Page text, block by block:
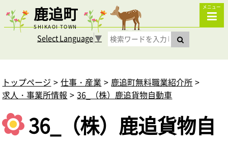
鹿追町
SHIKAOI TOWN
メニュー
Select Language▼
トップページ 仕事・産業
鹿追町無料職業紹介所
求人・事業所情報
36_（株）鹿追貨物自動車
36_（株）鹿追貨物自